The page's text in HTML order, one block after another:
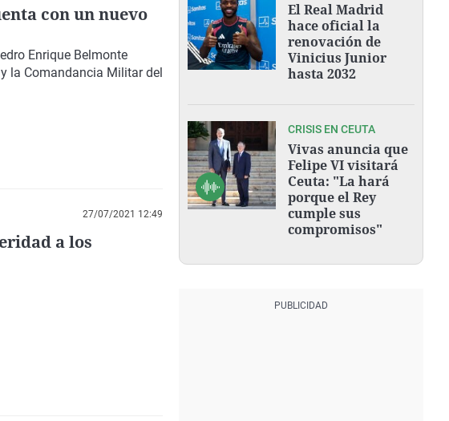
con un nuevo
Enrique Belmonte
la Comandancia Militar del
27/07/2021 12:49
a los
El Real Madrid
hace oficial la
renovación de
Vinicius Junior
hasta 2032
CRISIS EN CEUTA
Vivas anuncia que
Felipe VI visitará
Ceuta: "La hará
porque el Rey
cumple sus
compromisos"